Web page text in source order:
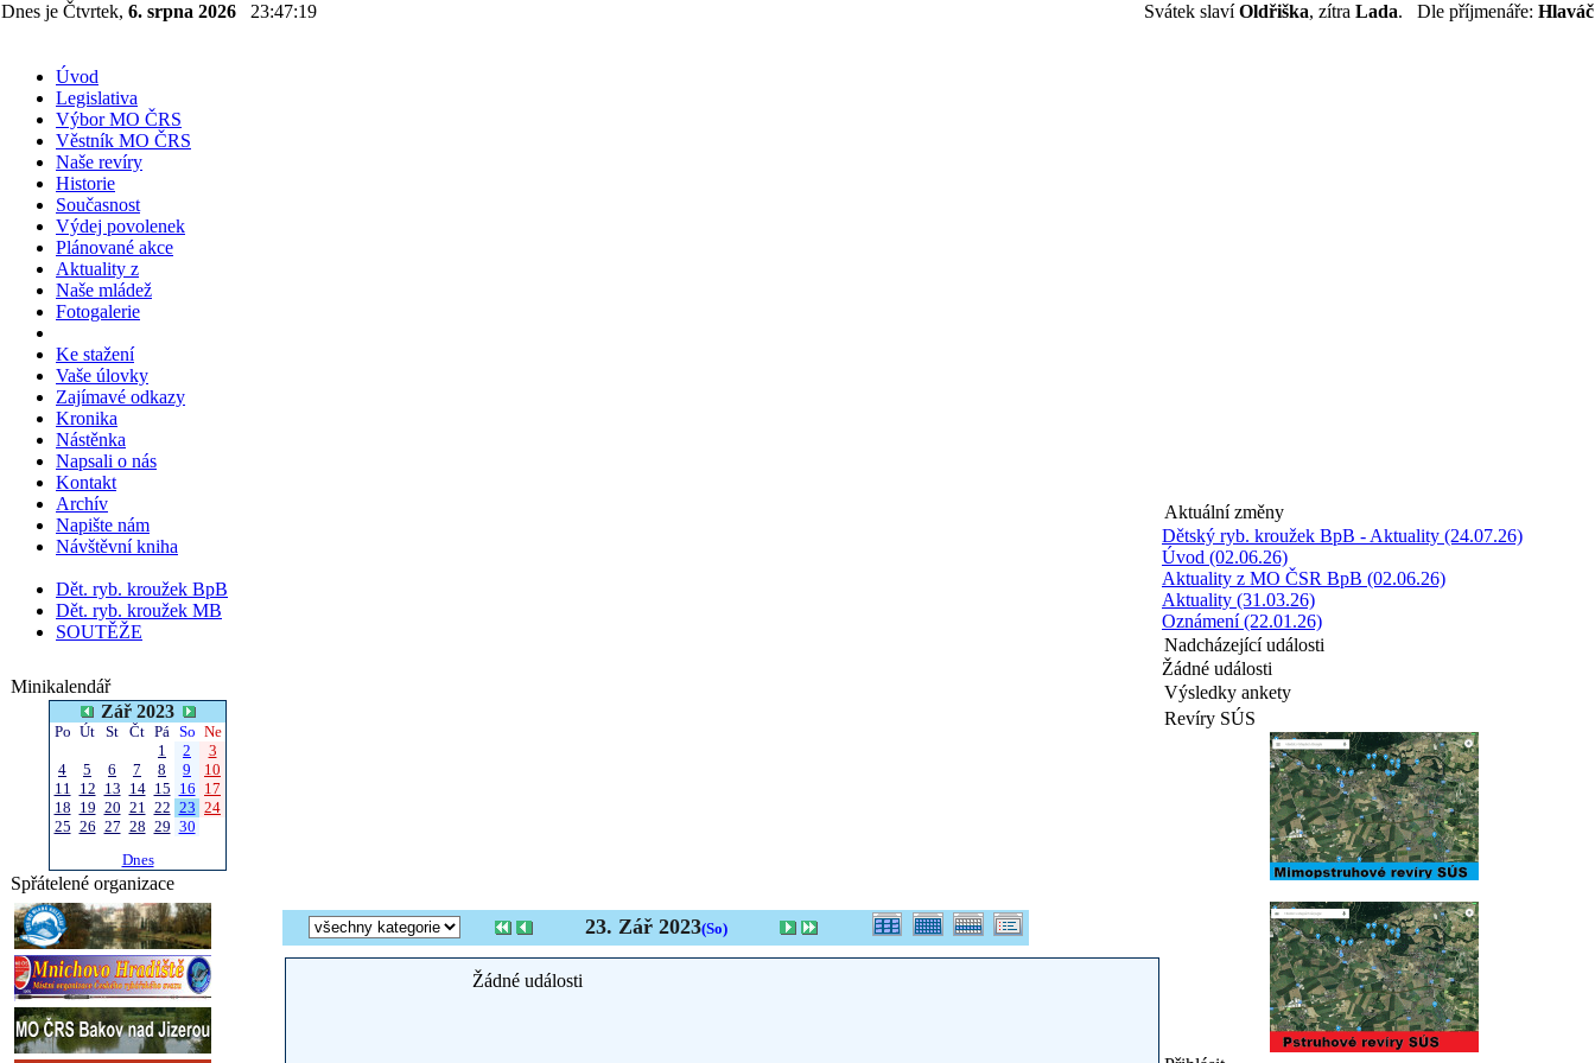
Dnes je Čtvrtek, 6. srpna 2026 23:47:19 Svátek slavíOldřiška, zítra Lada. Dle příjmenáře: Hlaváč
Úvod
Legislativa
Výbor MO ČRS
Věstník MO ČRS
Naše revíry
Historie
Současnost
Výdej povolenek
Plánované akce
Aktuality z
Naše mládež
Fotogalerie
Ke stažení
Vaše úlovky
Zajímavé odkazy
Kronika
Nástěnka
Napsali o nás
Kontakt
Archív
Napište nám
Návštěvní kniha
Dět. ryb. kroužek BpB
Dět. ryb. kroužek MB
SOUTĚŽE
Minikalendář
Zář 2023
Po Út St Čt Pá So Ne
1
2
3
4
5 6 7 8 9
10
11 12 13 14 15 16 17
18 19 20 21 22 23 24
25 26 27 28 29 30
Dnes
Spřátelené organizace
23. Zář 2023(So)
Žádné události
Aktuální změny
Dětský ryb. kroužek BpB - Aktuality (24.07.26)
Úvod (02.06.26)
Aktuality z MO ČSR BpB (02.06.26)
Aktuality (31.03.26)
Oznámení (22.01.26)
Nadcházející události
Žádné události
Výsledky ankety
Revíry SÚS